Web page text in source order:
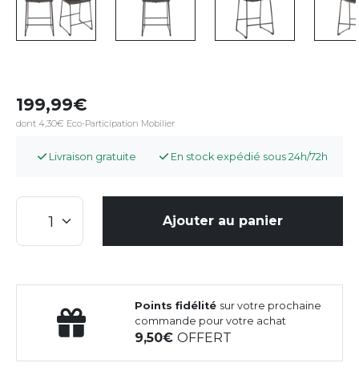
199,99
dont 4,30€ Eco-Participation Mobilier
Livraison gratuite En stock expédié sous 24h/72h
Ajouter au panier
Points fidélité sur votre prochaine
commande pour votre achat
9,50OFFERT